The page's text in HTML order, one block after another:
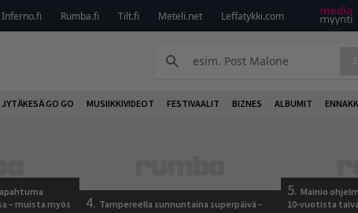
Inferno.fi Rumba.fi Tilt.fi Meteli.net Leffatykki.com
JYTÄKESÄ GO GO MUSIIKKIVIDEOT FESTIVAALIT BIZNES ALBUMIT
– muista myös
4. Tampereella sunnuntaina superpäivä –
5. Mainio
10-vuotista